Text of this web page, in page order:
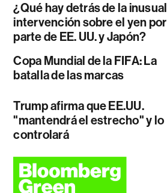
¿Qué hay detrás de la inusual
intervención sobre el yen por
parte de EE. UU. y Japón?
Copa Mundial de la FIFA: La
batalla de las marcas
Trump afirma que EE.UU.
"mantendrá el estrecho" y lo
controlará